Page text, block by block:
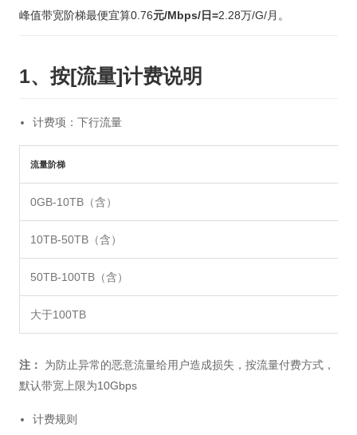
峰值带宽阶梯最便宜算0.76元/Mbps/日=2.28万/G/月。
1、按[流量]计费说明
计费项：下行流量
流量阶梯
0GB-10TB（含）
10TB-50TB（含）
50TB-100TB（含）
大于100TB
注：
为防止异常的恶意流量给用户造成损失，按流量付费方式，
默认带宽上限为10Gbps
计费规则